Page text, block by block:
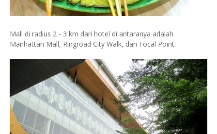
Mall di radius 2 - 3 km dari hotel di antaranya adalah
Manhattan Mall, Ringroad City Walk, dan Focal Point.